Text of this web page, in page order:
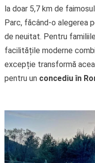
la doar 5,7 km de
Parc, făcând-o alegerea
de neuitat. Pentru
facilitățile moderne
excepție transformă
pentru un concediu în